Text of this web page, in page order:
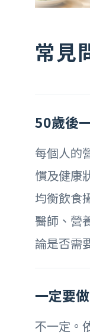
常見
50歲後
每個人的
慣及健康
均衡飲食
醫師、營
論是否需
一定要
不一定。